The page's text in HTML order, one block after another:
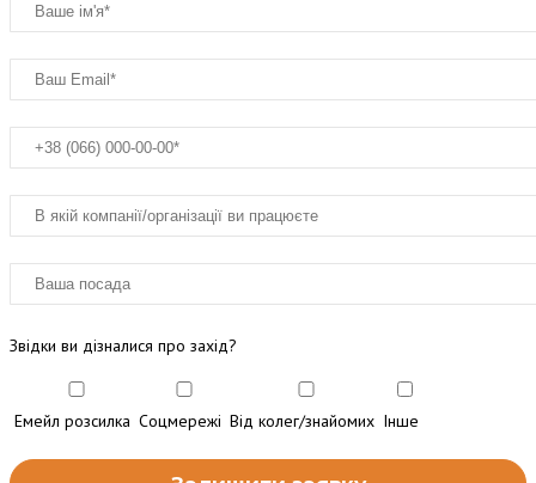
Звідки ви дізналися про захід?
Емейл розсилка Соцмережі Від колег/знайомих Інше